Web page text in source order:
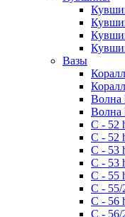
Вазы
Волна
Волна
C - 52
C - 52
С - 53
С - 53
С - 55
С - 55/
С - 56
С - 56/